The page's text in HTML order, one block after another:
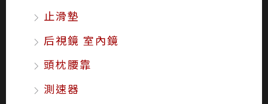
止滑墊
后視鏡 室內鏡
頭枕腰靠
測速器